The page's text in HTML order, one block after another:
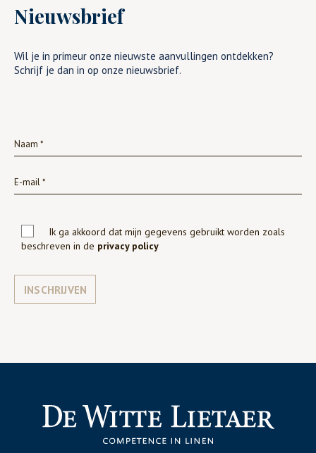
Nieuwsbrief
Wil je in primeur onze nieuwste aanvullingen ontdekken?
Schrijf je dan in op onze nieuwsbrief.
Ik ga akkoord dat mijn gegevens gebruikt worden zoals
beschreven in de privacy policy
INSCHRIJVEN